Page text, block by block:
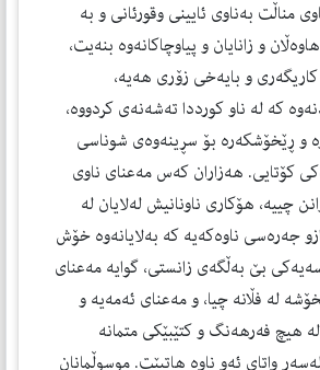
مناڵت بەناوی ئایینی وقورئانی و بە
و زانایان و پیاوچاكانەوە بنەیت،
كاریگەری و بایەخی زۆری هەیە،
كە لە ناو كورددا تەشەنەی كردووە،
و ڕێخۆشكەرە بۆ سڕینەوەی شوناسی
كۆتایی. هەزاران كەس مەعنای ناوی
چییە، هۆكاری ناونانیش لەلایان لە
جەرەسی ناوەكەیە كە بەلایانەوە خۆش
بێ بەڵگەی زانستی، گوایە مەعنای
لە فڵانە چیا، و مەعنای ئەمەیە و
هیچ فەرهەنگ و كتێبێكی متمانە
واتای ئەو ناوە هاتبێت. موسوڵمانان